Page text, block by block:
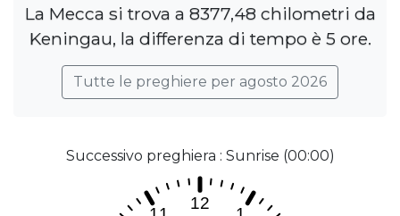
La Mecca si trova a 8377,48 chilometri da
Keningau, la differenza di tempo è 5 ore.
Tutte le preghiere per agosto 2026
Successivo preghiera : Sunrise (00:00)